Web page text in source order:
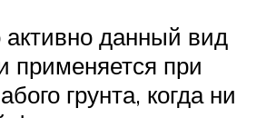
активно данный вид
применяется при
грунта, когда ни